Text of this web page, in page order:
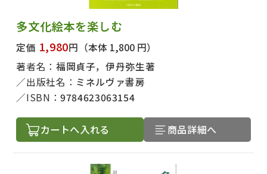
多文化絵本を楽しむ
定価 1,980円 （本体 1,800 円）
著者名： 福岡貞子，伊丹弥生著
出版社名： ミネルヴァ書房
ISBN：9784623063154
カートへ入れる 商品詳細へ